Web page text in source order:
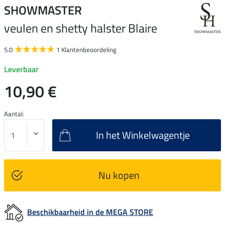
SHOWMASTER
veulen en shetty halster Blaire
5.0 1 Klantenbeoordeling
Leverbaar
10,90 €
Aantal:
In het Winkelwagentje
Nu kopen
Beschikbaarheid in de MEGA STORE